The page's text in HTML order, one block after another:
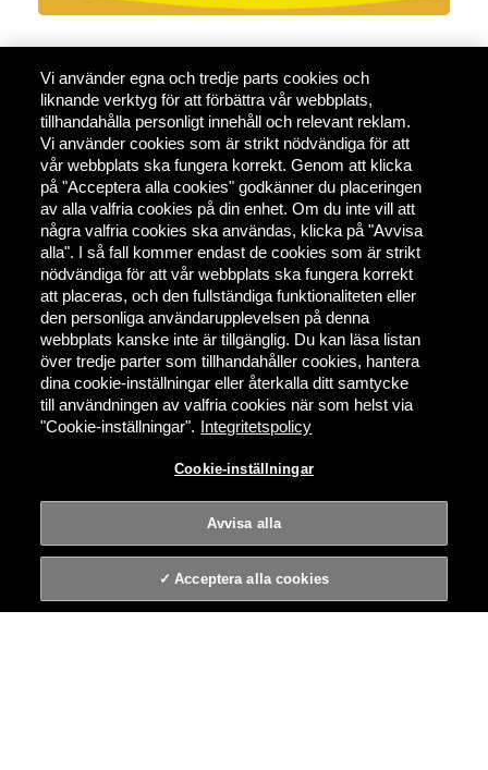
Vi använder egna och tredje parts cookies och
liknande verktyg för att förbättra vår webbplats,
tillhandahålla personligt innehåll och relevant reklam.
Vi använder cookies som är strikt nödvändiga för att
vår webbplats ska fungera korrekt. Genom att klicka
på "Acceptera alla cookies" godkänner du placeringen
av alla valfria cookies på din enhet. Om du inte vill att
några valfria cookies ska användas, klicka på "Avvisa
alla". I så fall kommer endast de cookies som är strikt
nödvändiga för att vår webbplats ska fungera korrekt
att placeras, och den fullständiga funktionaliteten eller
den personliga användarupplevelsen på denna
webbplats kanske inte är tillgänglig. Du kan läsa listan
över tredje parter som tillhandahåller cookies, hantera
dina cookie-inställningar eller återkalla ditt samtycke
till användningen av valfria cookies när som helst via
"Cookie-inställningar". Integritetspolicy
Cookie-inställningar
Avvisa alla
Acceptera alla cookies